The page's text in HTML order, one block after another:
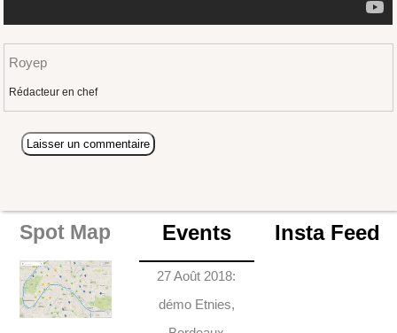
Royep
Rédacteur en chef
Spot Map Events
27 Août 2018:
démo Etnies,
Insta Feed